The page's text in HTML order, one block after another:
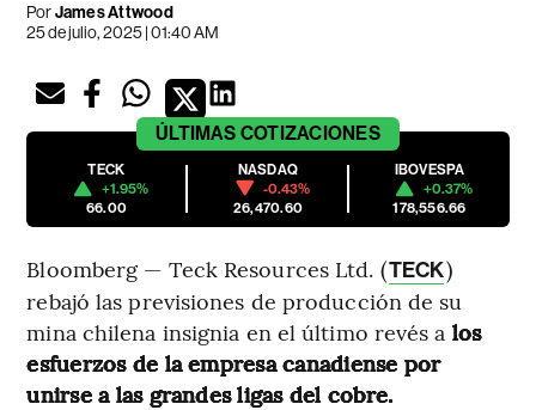
PorJames Attwood
25 de julio, 2025 | 01:40 AM
ÚLTIMAS COTIZACIONES
TECK
+1.95%
66.00
NASDAQ
-0.43%
26,470.60
IBOVESPA
+0.37%
178,556.66
Bloomberg — Teck Resources Ltd. (TECK)
rebajó las previsiones de producción de su
mina chilena insignia en el último revés a los
esfuerzos de la empresa canadiense por
unirse a las grandes ligas del cobre.